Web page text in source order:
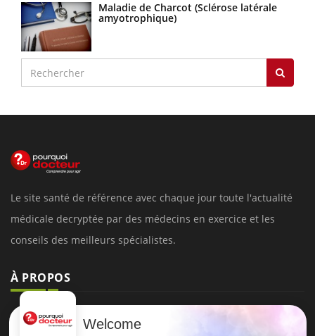
Maladie de Charcot (Sclérose latérale
amyotrophique)
Le site santé de référence avec chaque jour toute l'actualité
médicale decryptée par des médecins en exercice et les
conseils des meilleurs spécialistes.
À PROPOS
Données personnelles et cookies
Welcome